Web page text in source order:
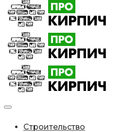
Строительство